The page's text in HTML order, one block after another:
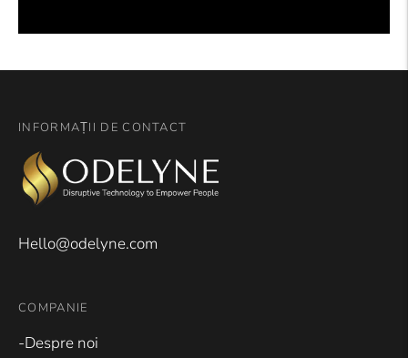
INFORMAȚII DE CONTACT
Hello@odelyne.com
COMPANIE
-Despre noi